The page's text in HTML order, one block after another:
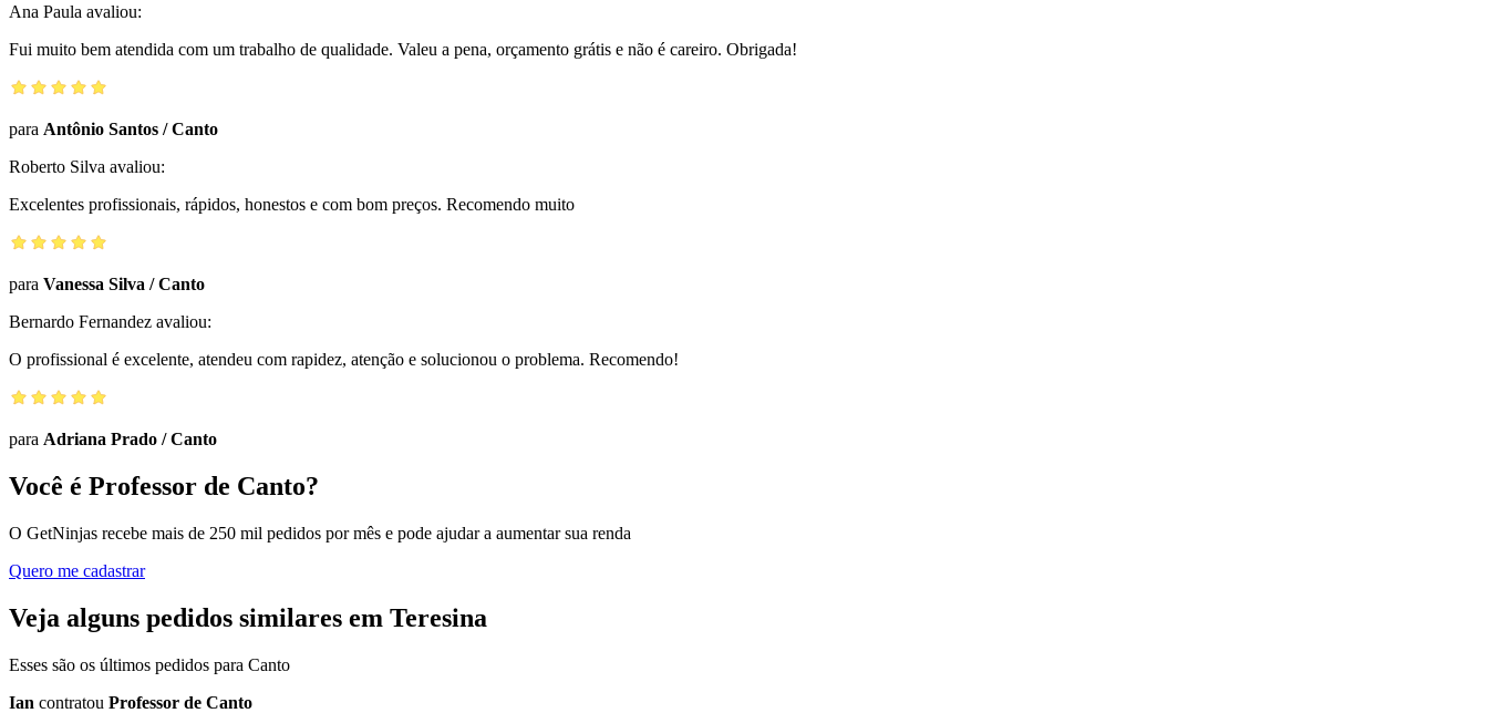
Ana Paula avaliou:
Fui muito bem atendida com um trabalho de qualidade. Valeu a pena, orçamento grátis e não é careiro. Obrigada!
para Antônio Santos /Canto
Roberto Silva avaliou:
Excelentes profissionais, rápidos, honestos e com bom preços. Recomendo muito
para Vanessa Silva /Canto
Bernardo Fernandez avaliou:
O profissional é excelente, atendeu com rapidez, atenção e solucionou o problema. Recomendo!
para Adriana Prado /Canto
Você é Professor de Canto?
O GetNinjas recebe mais de 250 mil pedidos por mês e pode ajudar a aumentar sua renda
Quero me cadastrar
Veja alguns pedidos similares em Teresina
Esses são os últimos pedidos para Canto
Ian contratou Professor de Canto